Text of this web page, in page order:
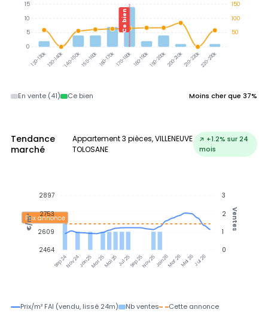
120-130k130-140k 140-150k150-160k160-170k170-180k180-190k 190-200k200-210k210-220k220-230k
Ce bien
150
100
50
15
10
5
0
En vente (41) Ce bien Moins cher que 37%
Tendance
marché
Appartement 3 pièces, VILLENEUVE
TOLOSANE
↗ +1.2% sur 24
mois
Sep 24Nov 24Jan 25Mar 25Mai 25Jul 25Sep 25Nov 25Jan 26Mar 26Mai 26Jul 26
Prix annonce
3
2
1
0
Ventes
2897
2753
2609
2464
€/m²
Prix/m² FAI (vendu, lissé 24m) Nb ventes Cette annonce